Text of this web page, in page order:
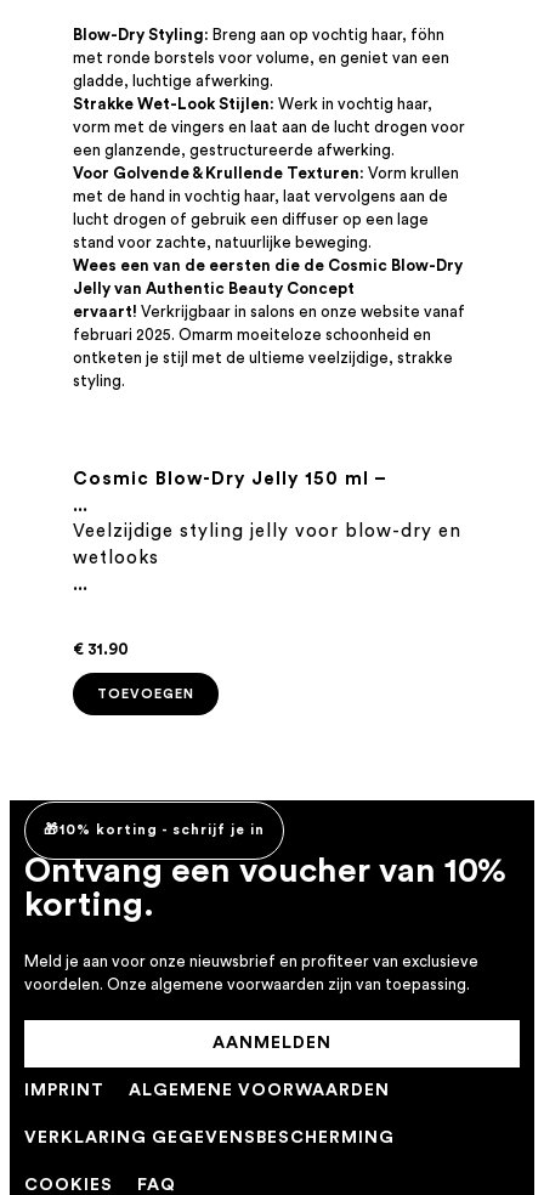
Blow-Dry Styling: Breng aan op vochtig haar, föhn
met ronde borstels voor volume, en geniet van een
gladde, luchtige afwerking.
Strakke Wet-Look Stijlen: Werk in vochtig haar,
vorm met de vingers en laat aan de lucht drogen voor
een glanzende, gestructureerde afwerking.
Voor Golvende & Krullende Texturen: Vorm krullen
met de hand in vochtig haar, laat vervolgens aan de
lucht drogen of gebruik een diffuser op een lage
stand voor zachte, natuurlijke beweging.
Wees een van de eersten die de Cosmic Blow-Dry
Jelly van Authentic Beauty Concept
ervaart! Verkrijgbaar in salons en onze website vanaf
februari 2025. Omarm moeiteloze schoonheid en
ontketen je stijl met de ultieme veelzijdige, strakke
styling.
Cosmic Blow-Dry Jelly 150 ml –
Veelzijdige styling jelly met gladde
afwerking
...
Veelzijdige styling jelly voor blow-dry en
wetlooks
...
€ 31.90
TOEVOEGEN
🎁10% korting - schrijf je in
Ontvang een voucher van 10%
korting.
Meld je aan voor onze nieuwsbrief en profiteer van exclusieve
voordelen. Onze algemene voorwaarden zijn van toepassing.
AANMELDEN
IMPRINT ALGEMENE VOORWAARDEN
VERKLARING GEGEVENSBESCHERMING
COOKIES FAQ